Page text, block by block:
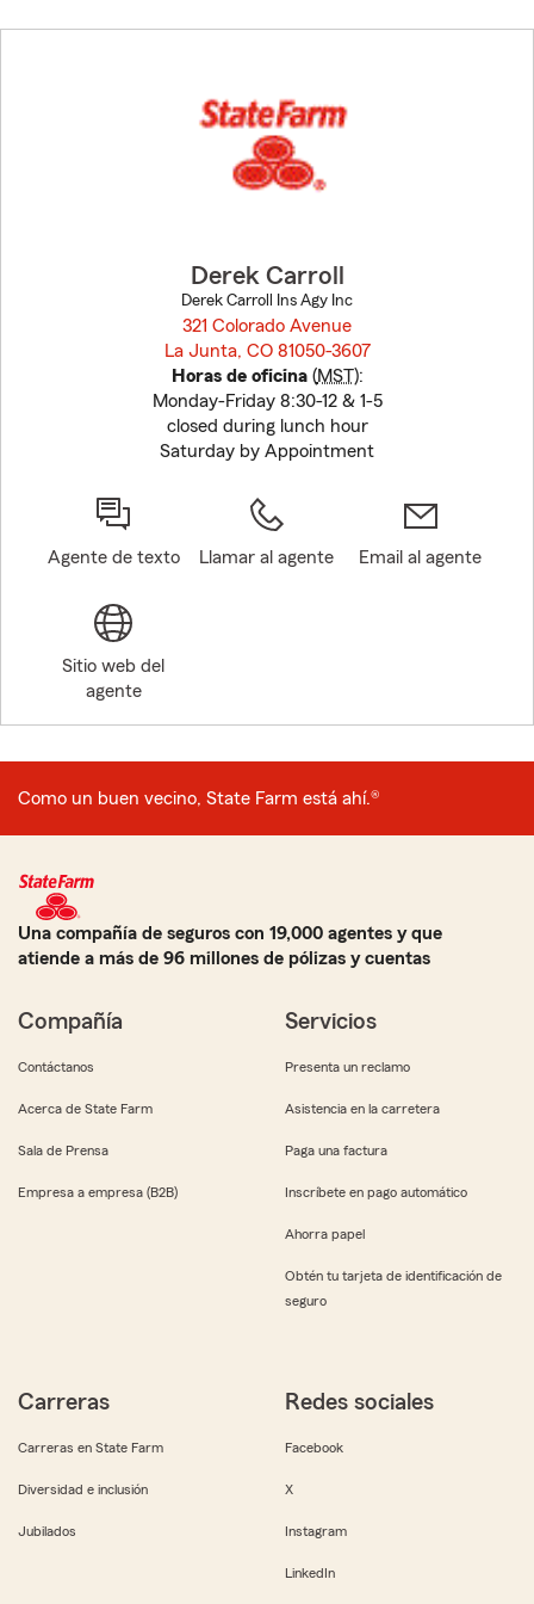
to
Derek Carroll
Derek Carroll Ins Agy Inc
321 Colorado Avenue
La Junta, CO 81050-3607
Horas de oficina(MST):
Monday-Friday 8:30-12 & 1-5
closed during lunch hour
Saturday by Appointment
Agente de texto Llamar al agente Email al agente
Sitio web del
agente
Como un buen vecino, State Farm está ahí.®
Una compañía de seguros con 19,000 agentes y que
atiende a más de 96 millones de pólizas y cuentas
Compañía
Contáctanos
Acerca de State Farm
Sala de Prensa
Empresa a empresa (B2B)
Servicios
Presenta un reclamo
Asistencia en la carretera
Paga una factura
Inscríbete en pago automático
Ahorra papel
Obtén tu tarjeta de identificación de
seguro
Carreras
Carreras en State Farm
Diversidad e inclusión
Jubilados
Redes sociales
Facebook
X
Instagram
LinkedIn